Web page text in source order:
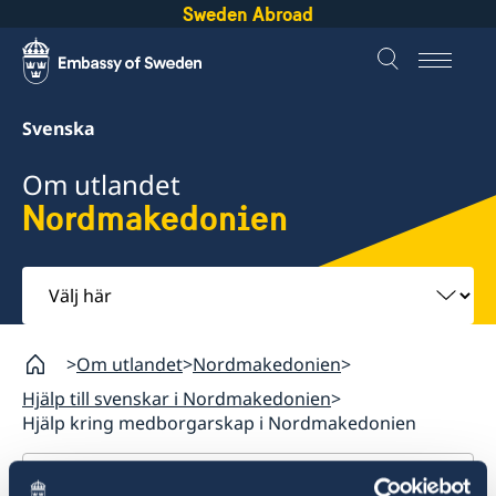
Sweden Abroad
Svenska
Om utlandet
Nordmakedonien
Välj
här
Om utlandet Nordmakedonien
Hjälp till svenskar i Nordmakedonien
Hjälp kring medborgarskap i Nordmakedonien